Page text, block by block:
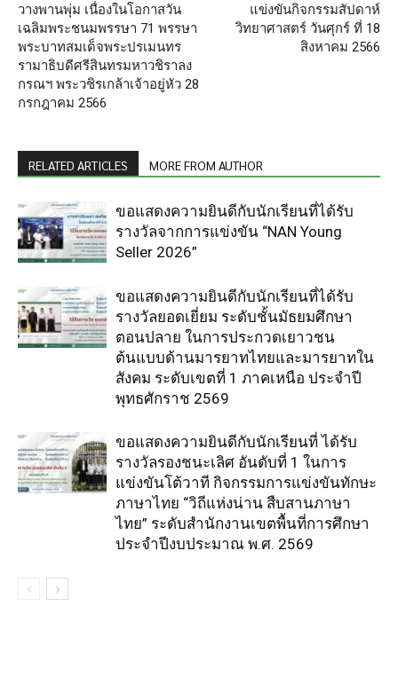
วางพานพุ่ม เนื่องในโอกาสวัน
เฉลิมพระชนมพรรษา 71 พรรษา
พระบาทสมเด็จพระปรเมนทร
รามาธิบดีศรีสินทรมหาวชิราลง
กรณฯ พระวชิรเกล้าเจ้าอยู่หัว 28
กรกฎาคม 2566
แข่งขันกิจกรรมสัปดาห์
วิทยาศาสตร์ วันศุกร์ ที่ 18
สิงหาคม 2566
RELATED ARTICLES MORE FROM AUTHOR
ขอแสดงความยินดีกับนักเรียนที่ได้รับ
รางวัลจากการแข่งขัน “NAN Young
Seller 2026”
ขอแสดงความยินดีกับนักเรียนที่ได้รับ
รางวัลยอดเยี่ยม ระดับชั้นมัธยมศึกษา
ตอนปลาย ในการประกวดเยาวชน
ต้นแบบด้านมารยาทไทยและมารยาทใน
สังคม ระดับเขตที่ 1 ภาคเหนือ ประจำปี
พุทธศักราช 2569
ขอแสดงความยินดีกับนักเรียนที่ ได้รับ
รางวัลรองชนะเลิศ อันดับที่ 1 ในการ
แข่งขันโต้วาที กิจกรรมการแข่งขันทักษะ
ภาษาไทย “วิถีแห่งน่าน สืบสานภาษา
ไทย” ระดับสำนักงานเขตพื้นที่การศึกษา
ประจำปีงบประมาณ พ.ศ. 2569